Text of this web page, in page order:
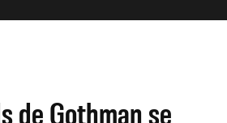
de Gothman se